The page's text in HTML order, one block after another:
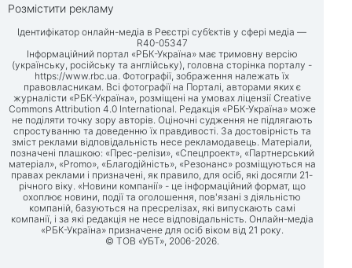
Розмістити рекламу
Ідентифікатор онлайн-медіа в Реєстрі суб’єктів у сфері медіа —
R40-05347
Інформаційний портал «РБК-Україна» має тримовну версію
(українську, російську та англійську), головна сторінка порталу -
https://www.rbc.ua. Фотографії, зображення належать їх
правовласникам. Всі фотографії на Порталі, авторами яких є
журналісти «РБК-Україна», розміщені на умовах ліцензії Creative
Commons Attribution 4.0 International. Редакція «РБК-Україна» може
не поділяти точку зору авторів. Оціночні судження не підлягають
спростуванню та доведенню їх правдивості. За достовірність та
зміст реклами відповідальність несе рекламодавець. Матеріали,
позначені плашкою: «Прес-релізи», «Спецпроект», «Партнерський
матеріал», «Promo», «Благодійність», «Резонанс» розміщуються на
правах реклами і призначені, як правило, для осіб, які досягли 21-
річного віку. «Новини компанії» - це інформаційний формат, що
охоплює новини, події та оголошення, пов'язані з діяльністю
компаній, базуються на пресрелізах, які випускають самі
компанії, і за які редакція не несе відповідальність. Онлайн-медіа
«РБК-Україна» призначене для осіб віком від 21 року.
© ТОВ «УБТ», 2006-2026.